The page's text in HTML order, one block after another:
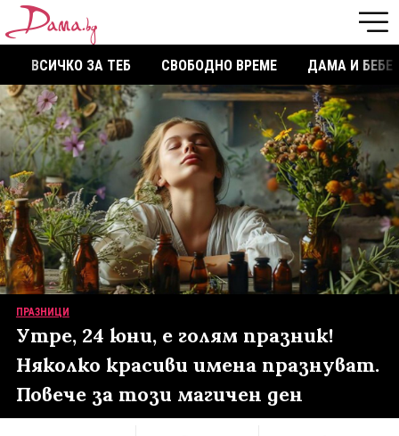
ВСИЧКО ЗА ТЕБ СВОБОДНО ВРЕМЕ ДАМА И БЕБЕ
ПРАЗНИЦИ
Утре, 24 юни, е голям празник!
Няколко красиви имена празнуват.
Повече за този магичен ден